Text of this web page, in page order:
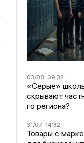
03/08 09:32
«Серые»
скрывают
го региона?
31/07 14:32
Товары с